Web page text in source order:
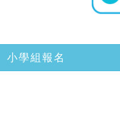
小學組報名